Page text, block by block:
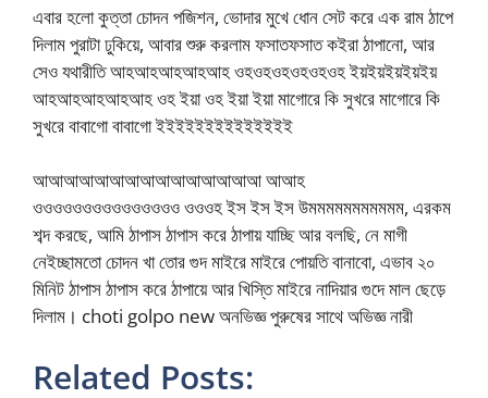
এবার হলো কুত্তা চোদন পজিশন, ভোদার মুখে ধোন সেট করে এক রাম ঠাপে
দিলাম পুরাটা ঢুকিয়ে, আবার শুরু করলাম ফসাতফসাত কইরা ঠাপানো, আর
সেও যথারীতি আহআহআহআহআহ ওহওহওহওহওহওহ ইয়ইয়ইয়ইয়ইয়
আহআহআহআহআহ ওহ ইয়া ওহ ইয়া ইয়া মাগোরে কি সুখরে মাগোরে কি
সুখরে বাবাগো বাবাগো ইইইইইইইইইইইইইই
আআআআআআআআআআআআআআআ আআহ
ওওওওওওওওওওওওওওও ওওওহ ইস ইস ইস উমমমমমমমমমমম, এরকম
শব্দ করছে, আমি ঠাপাস ঠাপাস করে ঠাপায় যাচ্ছি আর বলছি, নে মাগী
নেইচ্ছামতো চোদন খা তোর গুদ মাইরে মাইরে পোয়তি বানাবো, এভাব ২০
মিনিট ঠাপাস ঠাপাস করে ঠাপায়ে আর খিস্তি মাইরে নাদিয়ার গুদে মাল ছেড়ে
দিলাম। choti golpo new অনভিজ্ঞ পুরুষের সাথে অভিজ্ঞ নারী
Related Posts: